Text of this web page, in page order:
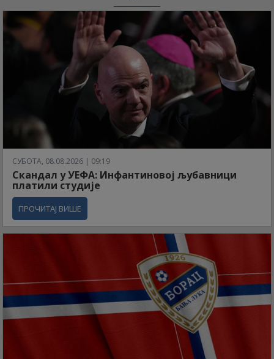
СУБОТА, 08.08.2026 | 09:19
Скандал у УЕФА: Инфантиновој љубавници
платили студије
ПРОЧИТАЈ ВИШЕ